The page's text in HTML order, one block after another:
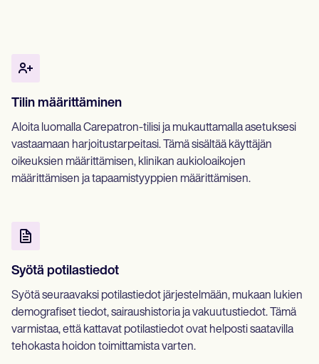
Tilin määrittäminen
Aloita luomalla Carepatron-tilisi ja mukauttamalla asetuksesi
vastaamaan harjoitustarpeitasi. Tämä sisältää käyttäjän
oikeuksien määrittämisen, klinikan aukioloaikojen
määrittämisen ja tapaamistyyppien määrittämisen.
Syötä potilastiedot
Syötä seuraavaksi potilastiedot järjestelmään, mukaan lukien
demografiset tiedot, sairaushistoria ja vakuutustiedot. Tämä
varmistaa, että kattavat potilastiedot ovat helposti saatavilla
tehokasta hoidon toimittamista varten.